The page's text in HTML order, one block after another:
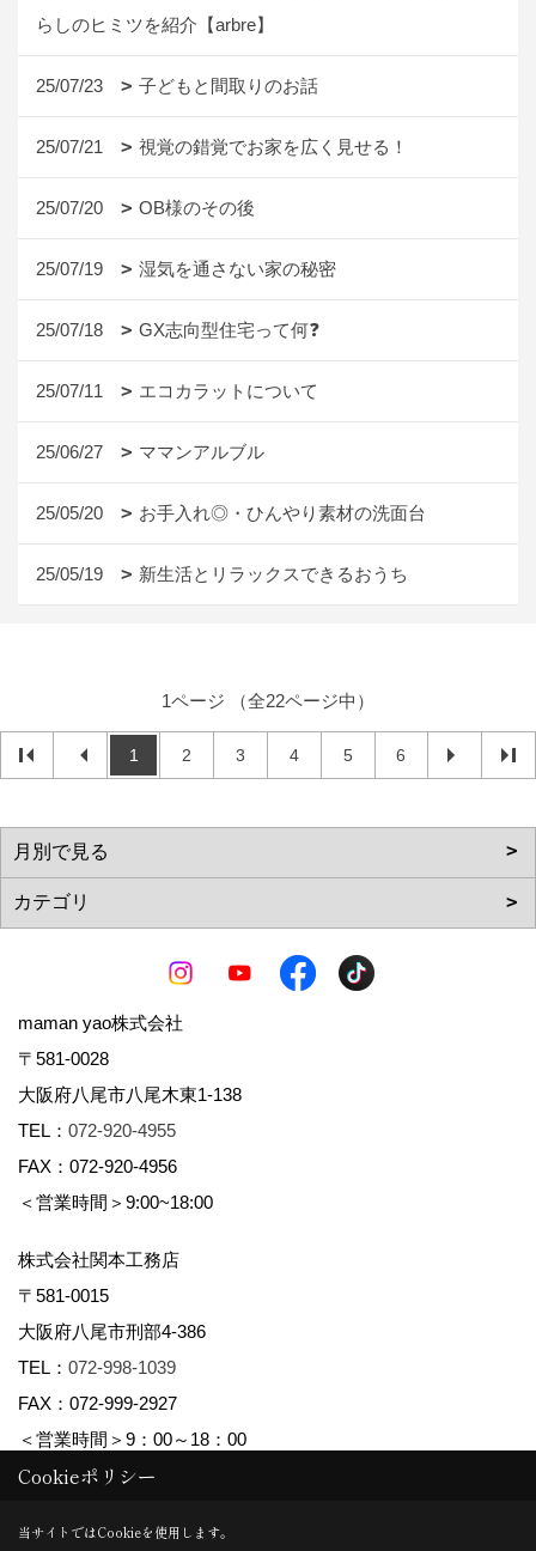
らしのヒミツを紹介【arbre】
25/07/23 子どもと間取りのお話
25/07/21 視覚の錯覚でお家を広く見せる！
25/07/20 OB様のその後
25/07/19 湿気を通さない家の秘密
25/07/18 GX志向型住宅って何❓
25/07/11 エコカラットについて
25/06/27 ママンアルブル
25/05/20 お手入れ◎・ひんやり素材の洗面台
25/05/19 新生活とリラックスできるおうち
1ページ （全22ページ中）
1 2 3 4 5 6
maman yao株式会社
〒581-0028
大阪府八尾市八尾木東1-138
TEL： 072-920-4955
FAX：072-920-4956
＜営業時間＞9:00~18:00
株式会社関本工務店
〒581-0015
大阪府八尾市刑部4-386
TEL： 072-998-1039
FAX：072-999-2927
＜営業時間＞9：00～18：00
Copyright (c) maman yao株式会社関本工務店. All Rights Reserved.
Cookieポリシー
当サイトではCookieを使用します。